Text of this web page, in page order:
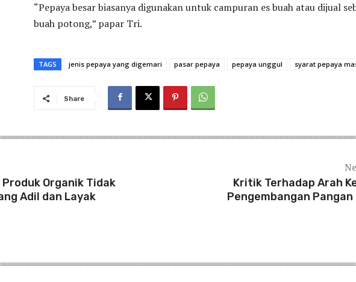
“Pepaya besar biasanya digunakan untuk campuran es buah atau dijual
buah potong,” papar Tri.
TAGS jenis pepaya yang digemari pasar pepaya pepaya unggul syarat pepaya
Share
Organik Tidak
Adil dan Layak
Kritik Terhadap Arah
Pengembangan Pangan